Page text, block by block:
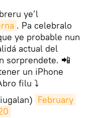
ye’l
. Pa celebralo
ye probable nun
actual del
sorprendete. 📲
un iPhone
filu ⤵️
February